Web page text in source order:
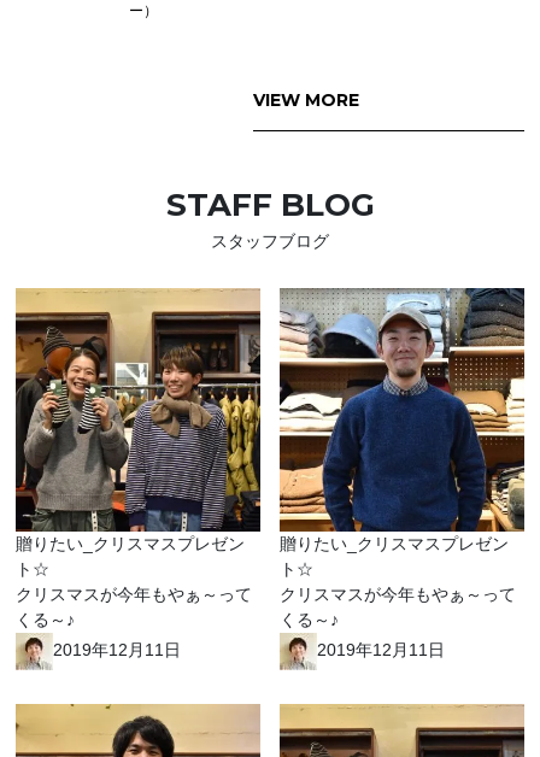
ー）
VIEW MORE
STAFF BLOG
スタッフブログ
贈りたい_クリスマスプレゼン
ト☆
クリスマスが今年もやぁ～って
くる～♪
2019年12月11日
贈りたい_クリスマスプレゼン
ト☆
クリスマスが今年もやぁ～って
くる～♪
2019年12月11日